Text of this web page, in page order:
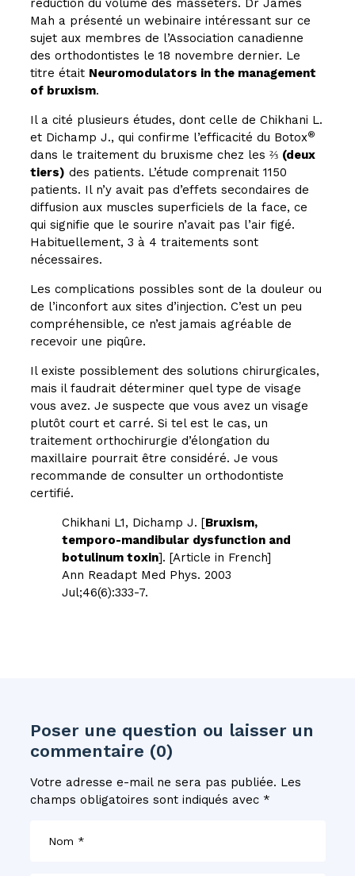
réduction du volume des masséters. Dr James
Mah a présenté un webinaire intéressant sur ce
sujet aux membres de l’Association canadienne
des orthodontistes le 18 novembre dernier. Le
titre était Neuromodulators in the management
of bruxism.
Il a cité plusieurs études, dont celle de Chikhani L.
et Dichamp J., qui confirme l’efficacité du Botox®
dans le traitement du bruxisme chez les ⅔ (deux
tiers) des patients. L’étude comprenait 1150
patients. Il n’y avait pas d’effets secondaires de
diffusion aux muscles superficiels de la face, ce
qui signifie que le sourire n’avait pas l’air figé.
Habituellement, 3 à 4 traitements sont
nécessaires.
Les complications possibles sont de la douleur ou
de l’inconfort aux sites d’injection. C’est un peu
compréhensible, ce n’est jamais agréable de
recevoir une piqûre.
Il existe possiblement des solutions chirurgicales,
mais il faudrait déterminer quel type de visage
vous avez. Je suspecte que vous avez un visage
plutôt court et carré. Si tel est le cas, un
traitement orthochirurgie d’élongation du
maxillaire pourrait être considéré. Je vous
recommande de consulter un orthodontiste
certifié.
Chikhani L1, Dichamp J. [Bruxism,
temporo-mandibular dysfunction and
botulinum toxin]. [Article in French]
Ann Readapt Med Phys. 2003
Jul;46(6):333-7.
Poser une question ou laisser un
commentaire (0)
Votre adresse e-mail ne sera pas publiée. Les
champs obligatoires sont indiqués avec *